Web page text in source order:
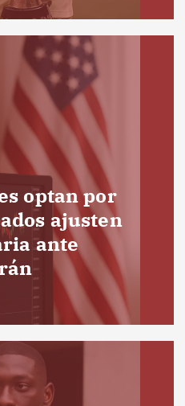
optan por
ajusten
ante